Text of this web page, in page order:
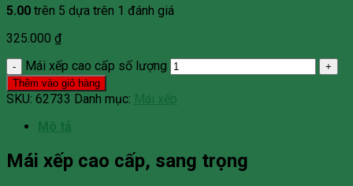
5.00 trên 5 dựa trên 1 đánh giá
325.000 ₫
Mái xếp cao cấp số lượng
Thêm vào giỏ hàng
SKU: 62733 Danh mục: Mái xếp
Mô tả
Mái xếp cao cấp, sang trọng